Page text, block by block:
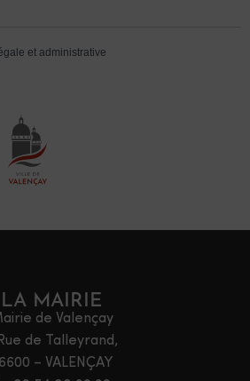
et administrative
LA MAIRIE
de Valençay
de Talleyrand,
– VALENÇAY